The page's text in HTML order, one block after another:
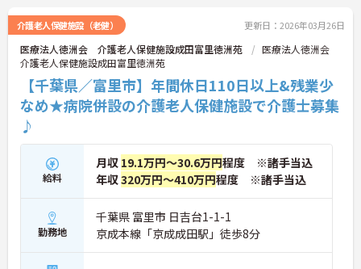
手厚い福利厚生制度を用意しています。
介護老人保健施設（老健） 更新日：2026年03月26日
医療法人徳洲会 介護老人保健施設成田富里徳洲苑
医療法人徳洲会
介護老人保健施設成田富里徳洲苑
【千葉県／富里市】年間休日110日以上&残業少
なめ★病院併設の介護老人保健施設で介護士募集
♪
給料
月収 19.1万円～30.6万円程度 ※諸手当込
年収320万円～410万円程度 ※諸手当込
勤務地
千葉県 富里市 日吉台1-1-1
京成本線「京成成田駅」徒歩8分